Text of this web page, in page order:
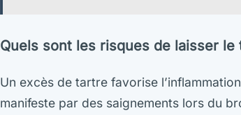
Quels sont les risques de laisser
Un excès de tartre favorise
manifeste par des saignements lors du